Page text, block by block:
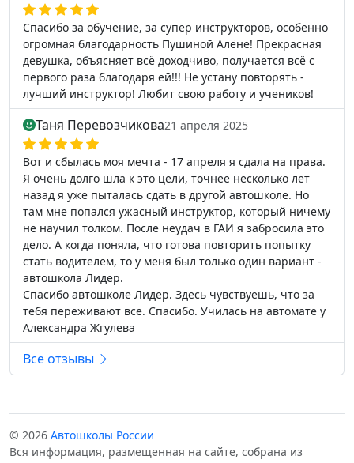
Спасибо за обучение, за супер инструкторов, особенно
огромная благодарность Пушиной Алёне! Прекрасная
девушка, объясняет всё доходчиво, получается всё с
первого раза благодаря ей!!! Не устану повторять -
лучший инструктор! Любит свою работу и учеников!
Таня Перевозчикова21 апреля 2025
Вот и сбылась моя мечта - 17 апреля я сдала на права.
Я очень долго шла к это цели, точнее несколько лет
назад я уже пыталась сдать в другой автошколе. Но
там мне попался ужасный инструктор, который ничему
не научил толком. После неудач в ГАИ я забросила это
дело. А когда поняла, что готова повторить попытку
стать водителем, то у меня был только один вариант -
автошкола Лидер.
Спасибо автошколе Лидер. Здесь чувствуешь, что за
тебя переживают все. Спасибо. Училась на автомате у
Александра Жгулева
Все отзывы
© 2026 Автошколы России
Вся информация, размещенная на сайте, собрана из